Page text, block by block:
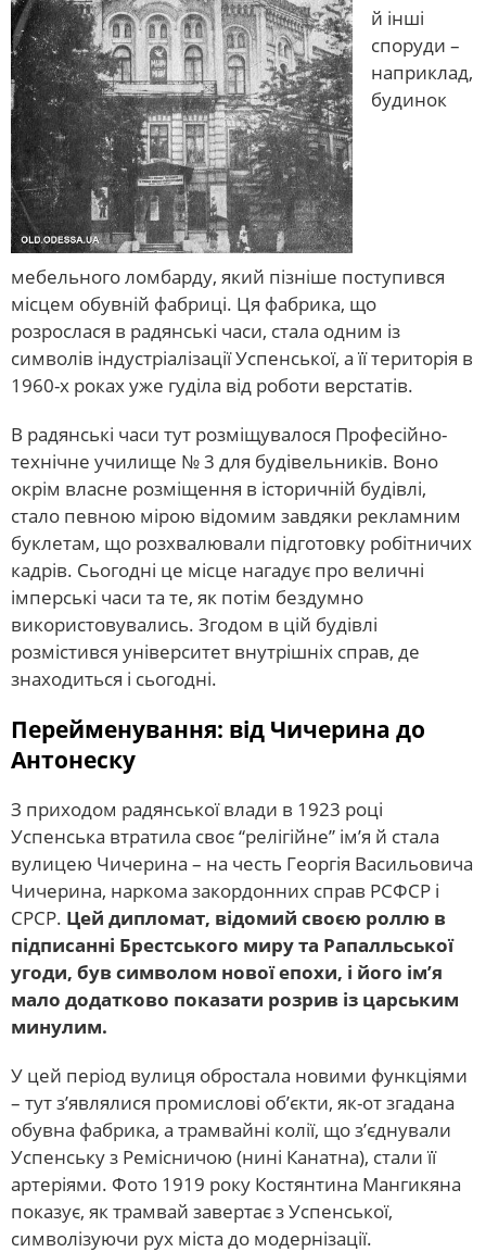
й інші
споруди –
наприклад,
будинок
мебельного ломбарду, який пізніше поступився
місцем обувній фабриці. Ця фабрика, що
розрослася в радянські часи, стала одним із
символів індустріалізації Успенської, а її територія в
1960-х роках уже гуділа від роботи верстатів.
В радянські часи тут розміщувалося Професійно-
технічне училище № 3 для будівельників. Воно
окрім власне розміщення в історичній будівлі,
стало певною мірою відомим завдяки рекламним
буклетам, що розхвалювали підготовку робітничих
кадрів. Сьогодні це місце нагадує про величні
імперські часи та те, як потім бездумно
використовувались. Згодом в цій будівлі
розмістився університет внутрішніх справ, де
знаходиться і сьогодні.
Перейменування: від Чичерина до
Антонеску
З приходом радянської влади в 1923 році
Успенська втратила своє “релігійне” ім’я й стала
вулицею Чичерина – на честь Георгія Васильовича
Чичерина, наркома закордонних справ РСФСР і
СРСР. Цей дипломат, відомий своєю роллю в
підписанні Брестського миру та Рапалльської
угоди, був символом нової епохи, і його ім’я
мало додатково показати розрив із царським
минулим.
У цей період вулиця обростала новими функціями
– тут з’являлися промислові об’єкти, як-от згадана
обувна фабрика, а трамвайні колії, що з’єднували
Успенську з Ремісничою (нині Канатна), стали її
артеріями. Фото 1919 року Костянтина Мангикяна
показує, як трамвай завертає з Успенської,
символізуючи рух міста до модернізації.